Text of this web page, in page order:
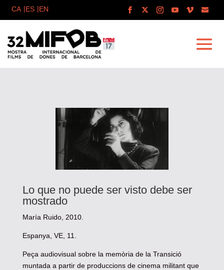
Lo que no puede ser visto debe ser
mostrado
María Ruido, 2010.
Espanya, VE, 11.
Peça audiovisual sobre la memòria de la Transició
muntada a partir de produccions de cinema militant que